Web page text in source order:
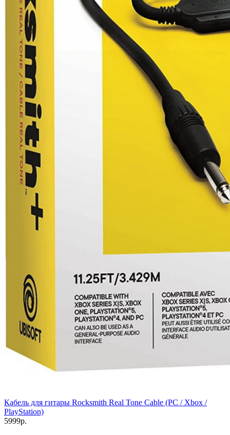
Кабель для гитары Rocksmith Real Tone Cable (PC / Xbox /
PlayStation)
5999р.